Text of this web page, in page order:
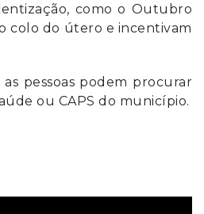
como o Outubro
colo do útero e incentivam
pessoas podem procurar
ou CAPS do município.